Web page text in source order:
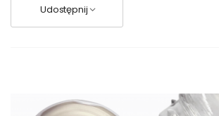
Udostępnij